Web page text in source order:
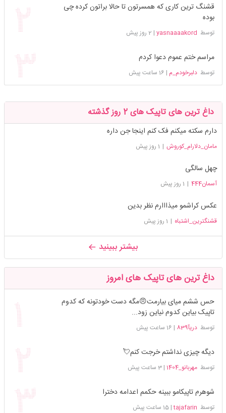
قشنگ ترین کاری که همسرتون تا حالا براتون کرده چی
بوده
توسط yasnaaaakord
| 2 روز پیش
مراسم ختم عموم دعوا کردم
توسطدلبرخودم_م | 16 ساعت پیش
داغ ترین های تاپیک های 2 روز گذشته
دارم سکته میکنم فک کنم اینجا جن داره
مامان_دلارام_کوروش | 1 روز پیش
چهل سالگی
آسمان444 | 1 روز پیش
عکس کراشمو میذااارم نظر بدین
قشنگترین_اشتباه | 1 روز پیش
بیشتر ببینید
داغ ترین های تاپیک های امروز
حس ششم میای بیارمت😠مگه دست خودتونه که کدوم
تاپیک بیاین کدوم نیاین زود...
توسطدریآ839 | 16 ساعت پیش
دیگه چیزی نداشتم خرجت کنم💘
توسطمهربانو_1404 |3 ساعت پیش
شوهرم تاپیکامو ببینه حکمم اعدامه دخترا
توسط tajafarin
|15 ساعت پیش